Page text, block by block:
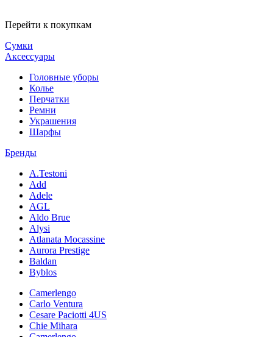
Перейти к покупкам
Сумки
Аксессуары
Головные уборы
Колье
Перчатки
Ремни
Украшения
Шарфы
Бренды
A.Testoni
Add
Adele
AGL
Aldo Brue
Alysi
Atlanata Mocassine
Aurora Prestige
Baldan
Byblos
Camerlengo
Carlo Ventura
Cesare Paciotti 4US
Chie Mihara